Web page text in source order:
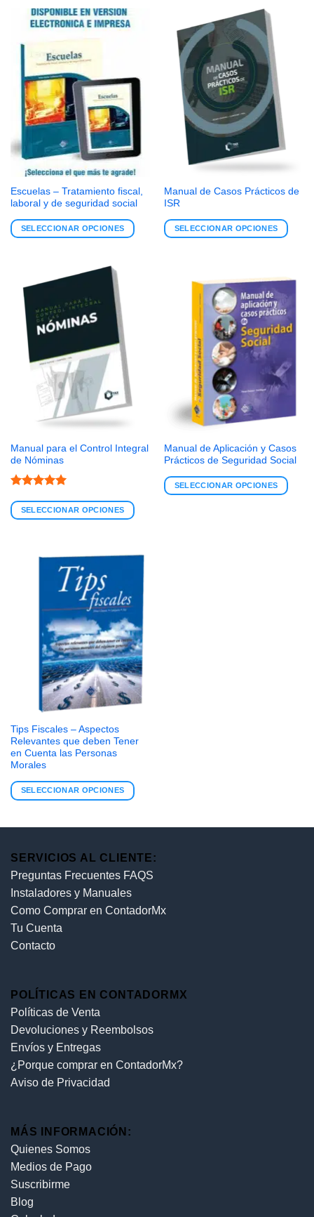
Escuelas – Tratamiento fiscal,
laboral y de seguridad social
SELECCIONAR OPCIONES
Manual de Casos Prácticos de
ISR
SELECCIONAR OPCIONES
Manual para el Control Integral
de Nóminas
con5de 5
SELECCIONAR OPCIONES
Manual de Aplicación y Casos
Prácticos de Seguridad Social
SELECCIONAR OPCIONES
Tips Fiscales – Aspectos
Relevantes que deben Tener
en Cuenta las Personas
Morales
SELECCIONAR OPCIONES
SERVICIOS AL CLIENTE:
Preguntas Frecuentes FAQS
Instaladores y Manuales
Como Comprar en ContadorMx
Tu Cuenta
Contacto
POLÍTICAS EN CONTADORMX
Políticas de Venta
Devoluciones y Reembolsos
Envíos y Entregas
¿Porque comprar en ContadorMx?
Aviso de Privacidad
MÁS INFORMACIÓN:
Quienes Somos
Medios de Pago
Suscribirme
Blog